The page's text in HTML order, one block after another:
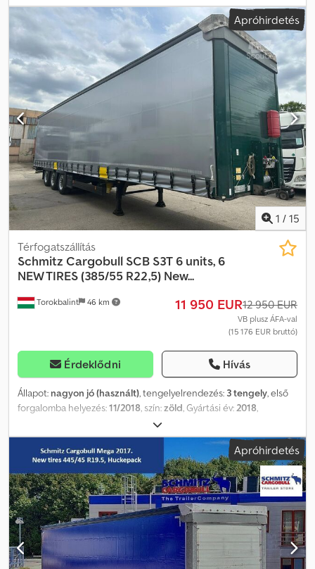
További információk = Cjdszrm Uvepfx Afterf Bruttó tömeg: 8.434
kg Hasznos teher: 24.570 kg TELJES ÖSSZTÖMEG: 33.000 kg
Apróhirdetés
1 / 15
Torokbalint 46 km
Térfogatszállítás
Schmitz Cargobull SCB S3T 6 units, 6
NEW TIRES (385/55 R22,5) New...
11 950 EUR12 950 EUR
VB plusz ÁFA-val
(15 176 EUR bruttó)
Érdeklődni Hívás
Állapot: nagyon jó (használt), tengelyelrendezés: 3 tengely, első
forgalomba helyezés:11/2018 , szín:zöld , Gyártási év: 2018
, = További opciók és tartozékok = -
Légrugózás - Tárcsafékek - Szerszámtároló Cedpfozclm Tjx Afterf
= Megjegyzések = Schmitz Cargobull SCB S3T 6, 6 ÚJ
GUMIABRONCS 385/55 R22,5, Új ponyva, Új felnik, Új oldalfalak 6
darab raktáron: WSM000003301327 WSM000003313855
WSM000003313860 WSM000003313867 WSM000007019134
WSM000007019218 = További információk = Megengedett
rakomány: 29 137 kg Műszaki állapot: nagyon jó Külső állapot:
nagyon jó Károk: nincsenek
Apróhirdetés